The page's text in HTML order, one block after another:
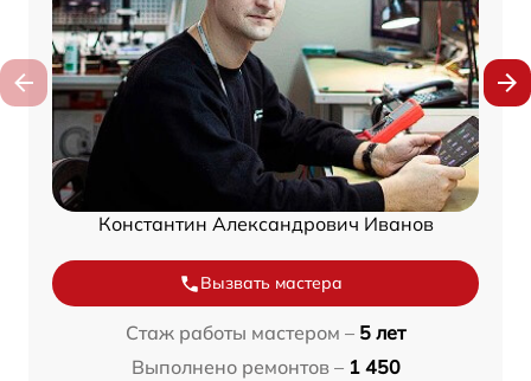
Константин Александрович Иванов
Вызвать мастера
Стаж работы мастером – 5 лет
Выполнено ремонтов – 1 450